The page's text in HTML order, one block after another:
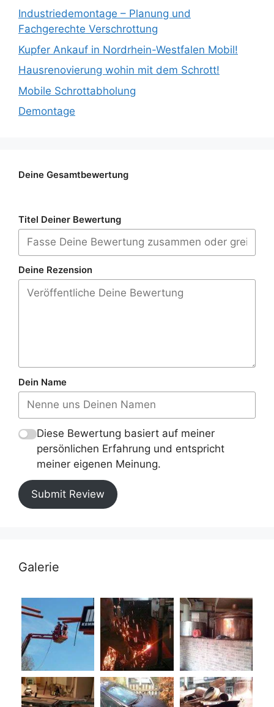
Industriedemontage – Planung und
Fachgerechte Verschrottung
Kupfer Ankauf in Nordrhein-Westfalen Mobil!
Hausrenovierung wohin mit dem Schrott!
Mobile Schrottabholung
Demontage
Deine Gesamtbewertung
Titel Deiner Bewertung
Deine Rezension
Dein Name
Diese Bewertung basiert auf meiner
persönlichen Erfahrung und entspricht
meiner eigenen Meinung.
Submit Review
Galerie